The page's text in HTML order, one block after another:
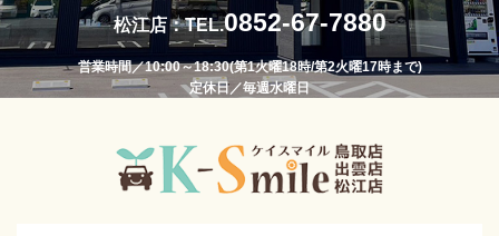
松江店：TEL.0852-67-7880
営業時間／10:00～18:30(第1火曜18時/第2火曜17時まで)
定休日／毎週水曜日